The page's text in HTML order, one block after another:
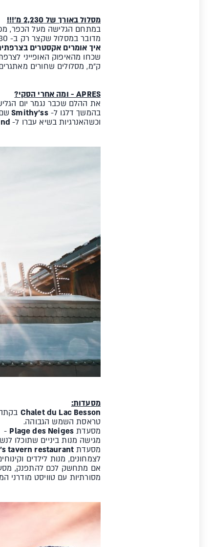
מסלול באורך של 2,230 מ'!!!
מדובר במסלול שקצר רק ב- 30 מ' מ-
איך אומרים אקסטרים
שכחו מהאיפוק האופייני
ק"מ, מסלולים שחורים
APRES - ומה אחרי הסקי?
את ההלם שכבר נגמר יום
בהמשך דלגו ל-Smithy'ss
וכשהאנרגיות בשיא עברו ל-Underground
מסעדות:
Chalet du Lac Besson
טראסת השמש הגבוהה.
מסעדת Plage des Neiges
-
מגישה מנות ביניים שתוכלו
מסעדת tavern restaurant
לצמחונים, מנות לילדים
אם מתחשק לכם להתפנק,
מסורתיות עם טוויסט מודרני